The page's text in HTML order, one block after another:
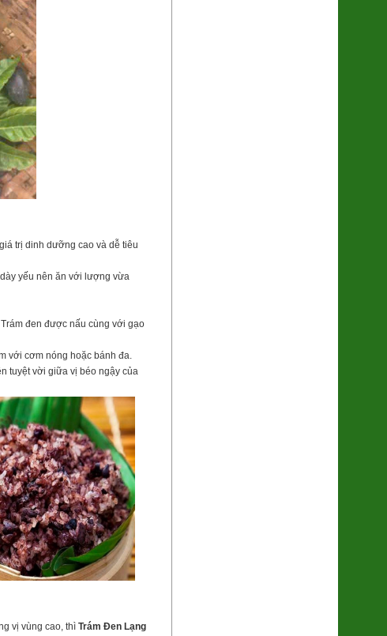
trị dinh dưỡng cao và dễ tiêu
yếu nên ăn với lượng vừa
đen được nấu cùng với gạo
với cơm nóng hoặc bánh đa.
tuyệt vời giữa vị béo ngậy của
vị vùng cao, thì Trám Đen Lạng